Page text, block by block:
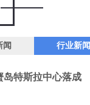
闻 行业新闻
岛特斯拉中心落成